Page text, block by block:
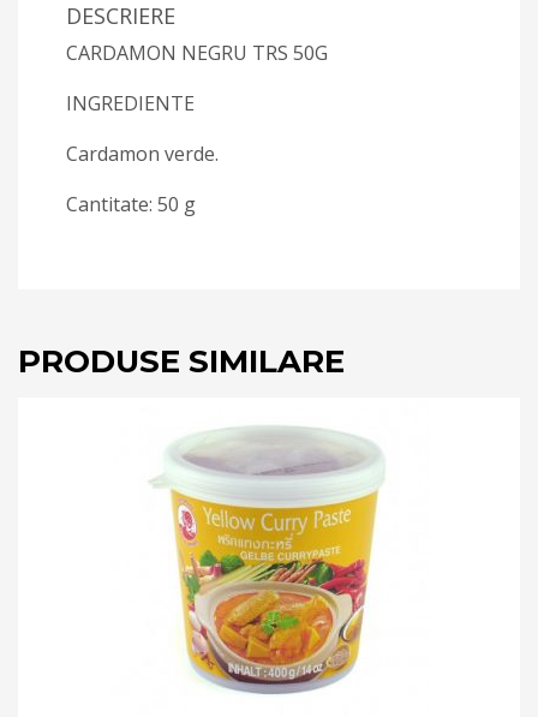
DESCRIERE
CARDAMON NEGRU TRS 50G
INGREDIENTE
Cardamon verde.
Cantitate: 50 g
PRODUSE SIMILARE